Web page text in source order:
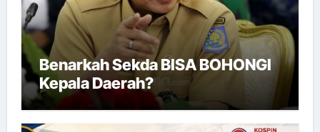
Benarkah Sekda BISA BOHONGI
Kepala Daerah?